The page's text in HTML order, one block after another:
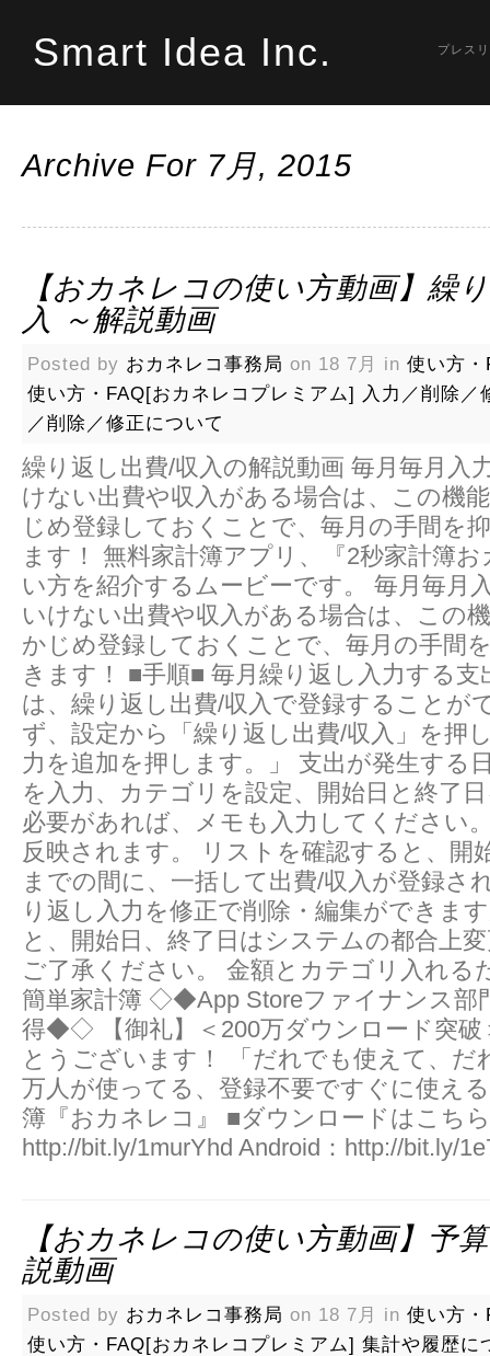
Smart Idea Inc. プレス
Archive For 7月, 2015
【おカネレコの使い方動画】繰
入 ～解説動画
Posted by おカネレコ事務局 on 18 7月 in 使い方
使い方・FAQ[おカネレコプレミアム] 入力／削除／
／削除／修正について
繰り返し出費/収入の解説動画 毎月毎月入
けない出費や収入がある場合は、この機
じめ­登録しておくことで、毎月の手間を
ます！ 無料家計簿アプリ、『2秒家計簿
い方を紹介するムービーです。 毎月毎月
いけない出費や収入がある場合は、この
かじめ­登録しておくことで、毎月の手間
きます！ ■手順■ 毎月繰り返し入力する支
は、繰り返し出費/収入で登録することが
ず、設定から「繰り返し出費/収入」を押
力を追加を押します。」 支出が発生する
を入力、カテゴリを設定、開始日と終了
必要があれば、メモも入力してください
反映されます。 リストを確認すると、開
までの間に、一括して出費/収入が登録さ
り返し入力を修正で削除・編集ができま
と、開始日、終了日はシステムの都合上
ご了承ください。 金額とカテゴリ入れる
簡単家計簿 ◇◆App Storeファイナンス部
得◆◇ 【御礼】＜200万ダウンロード突破
とうございます！ 「だれでも使えて、だ
万人が使ってる、登録不要ですぐに使え
簿『おカネレコ』 ■ダウンロードはこち
http://bit.ly/1murYhd Android：http://bit.ly/
【おカネレコの使い方動画】予
説動画
Posted by おカネレコ事務局 on 18 7月 in 使い方
使い方・FAQ[おカネレコプレミアム] 集計や履歴に